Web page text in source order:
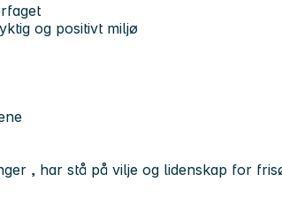
og positivt miljø
, har stå på vilje og lidenskap for